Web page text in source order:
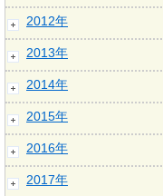
2012年
2013年
2014年
2015年
2016年
2017年